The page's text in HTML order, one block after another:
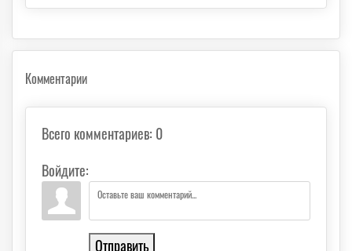
Комментарии
Всего комментариев: 0
Войдите:
Отправить